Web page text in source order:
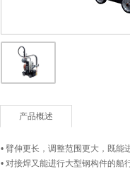
产品概述
• 臂伸更长，调整范围更大，既能
• 对接焊又能进行大型钢构件的船